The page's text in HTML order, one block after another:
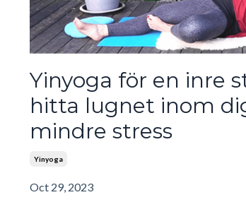
Yinyoga för en inre
hitta lugnet inom
mindre stress
Yinyoga
Oct 29, 2023